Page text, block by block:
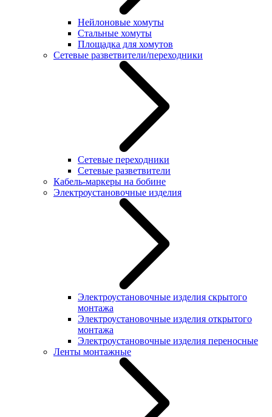
Нейлоновые хомуты
Стальные хомуты
Площадка для хомутов
Сетевые разветвители/переходники
Сетевые переходники
Сетевые разветвители
Кабель-маркеры на бобине
Электроустановочные изделия
Электроустановочные изделия скрытого
монтажа
Электроустановочные изделия открытого
монтажа
Электроустановочные изделия переносные
Ленты монтажные